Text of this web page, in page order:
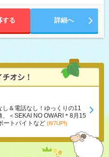
する 詳細へ
し＆電話なし！ゆっくりの11
＜SEKAI NO OWARI＊8月15
ートバイトなど (8/7UP!)